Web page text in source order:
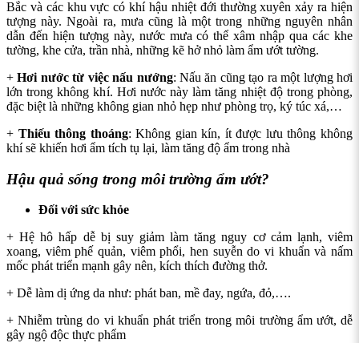
Bắc và các khu vực có khí hậu nhiệt đới thường xuyên xảy ra hiện
tượng này. Ngoài ra, mưa cũng là một trong những nguyên nhân
dẫn đến hiện tượng này, nước mưa có thể xâm nhập qua các khe
tường, khe cửa, trần nhà, những kẽ hở nhỏ làm ẩm ướt tường.
+Hơi nước từ việc nấu nướng: Nấu ăn cũng tạo ra một lượng hơi
lớn trong không khí. Hơi nước này làm tăng nhiệt độ trong phòng,
đặc biệt là những không gian nhỏ hẹp như phòng trọ, ký túc xá,…
+ Thiếu thông thoáng: Không gian kín, ít được lưu thông không
khí sẽ khiến hơi ẩm tích tụ lại, làm tăng độ ẩm trong nhà
Hậu quả sống trong môi trường ẩm ướt?
Đối với sức khỏe
+ Hệ hô hấp dễ bị suy giảm làm tăng nguy cơ cảm lạnh, viêm
xoang, viêm phế quản, viêm phổi, hen suyễn do vi khuẩn và nấm
mốc phát triển mạnh gây nên, kích thích đường thở.
+ Dễ làm dị ứng da như: phát ban, mề đay, ngứa, đỏ,….
+ Nhiễm trùng do vi khuẩn phát triển trong môi trường ẩm ướt, dễ
gây ngộ độc thực phẩm